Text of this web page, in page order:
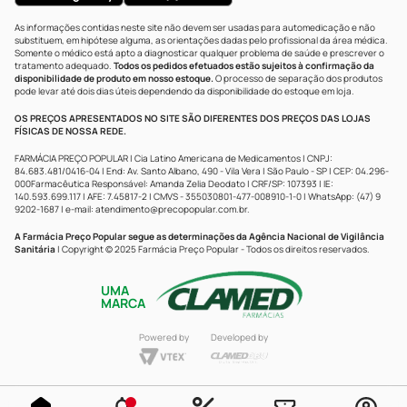
As informações contidas neste site não devem ser usadas para automedicação e não
substituem, em hipótese alguma, as orientações dadas pelo profissional da área médica.
Somente o médico está apto a diagnosticar qualquer problema de saúde e prescrever o
tratamento adequado. Todos os pedidos efetuados estão sujeitos à confirmação da
disponibilidade de produto em nosso estoque.O processo de separação dos produtos
pode levar até dois dias úteis dependendo da disponibilidade do estoque em loja.
OS PREÇOS APRESENTADOS NO SITE SÃO DIFERENTES DOS PREÇOS DAS LOJAS
FÍSICAS DE NOSSA REDE.
FARMÁCIA PREÇO POPULAR | Cia Latino Americana de Medicamentos | CNPJ:
84.683.481/0416-04 | End: Av. Santo Albano, 490 - Vila Vera | São Paulo - SP | CEP: 04.296-
000Farmacêutica Responsável: Amanda Zelia Deodato | CRF/SP: 107393 | IE:
140.593.699.117 | AFE: 7.45817-2 | CMVS - 355030801-477-008910-1-0 | WhatsApp: (47) 9
9202-1687 | e-mail: atendimento@precopopular.com.br.
A Farmácia Preço Popular segue as determinações da Agência Nacional de Vigilância
Sanitária | Copyright © 2025 Farmácia Preço Popular - Todos os direitos reservados.
UMA
MARCA
Powered by Developed by